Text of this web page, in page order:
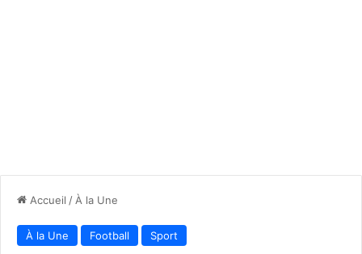
Accueil / À la Une
À la Une Football Sport